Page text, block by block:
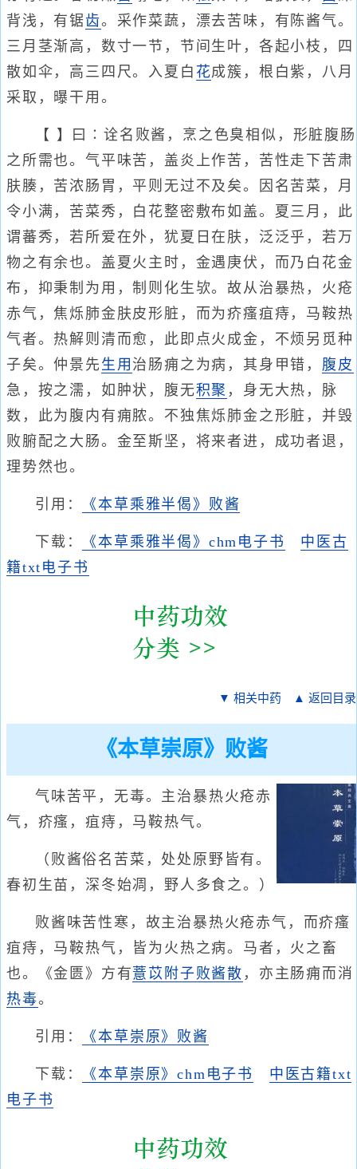
背浅，有锯齿。采作菜蔬，漂去苦味，有陈酱气。
三月茎渐高，数寸一节，节间生叶，各起小枝，四
散如伞，高三四尺。入夏白 花成簇，根白紫，八月
采取，曝干用。
【 】曰∶诠名败酱，烹之色臭相似，形脏腹肠
之所需也。气平味苦，盖炎上作苦，苦性走下苦肃
肤腠，苦浓肠胃，平则无过不及矣。因名苦菜，月
令小满，苦菜秀，白花整密敷布如盖。夏三月，此
谓蕃秀，若所爱在外，犹夏日在肤，泛泛乎，若万
物之有余也。盖夏火主时，金遇庚伏，而乃白花金
布，抑秉制为用，制则化生欤。故从治暴热，火疮
赤气，焦烁肺金肤皮形脏，而为疥瘙疽痔，马鞍热
气者。热解则清而愈，此即点火成金，不烦另觅种
子矣。仲景先 生用 治肠痈之为病，其身甲错， 腹皮
急，按之濡，如肿状，腹无积聚 ，身无大热，脉
数，此为腹内有痈脓。不独焦烁肺金之形脏，并毁
败腑配之大肠。金至斯坚，将来者进，成功者退，
理势然也。
引用： 《本草乘雅半偈》败酱
下载： 《本草乘雅半偈》chm电子书
中医古
籍txt电子书
▼ 相关中药 ▲ 返回目录
《本草崇原》败酱
气味苦平，无毒。主治暴热火疮赤
气，疥瘙，疽痔，马鞍热气。
（败酱俗名苦菜，处处原野皆有。
春初生苗，深冬始凋，野人多食之。）
败酱味苦性寒，故主治暴热火疮赤气，而疥瘙
疽痔，马鞍热气，皆为火热之病。马者，火之畜
也。《金匮》方有薏苡附子败酱散 ，亦主肠痈而消
热毒。
引用： 《本草崇原》败酱
下载： 《本草崇原》chm电子书
中医古籍txt
电子书